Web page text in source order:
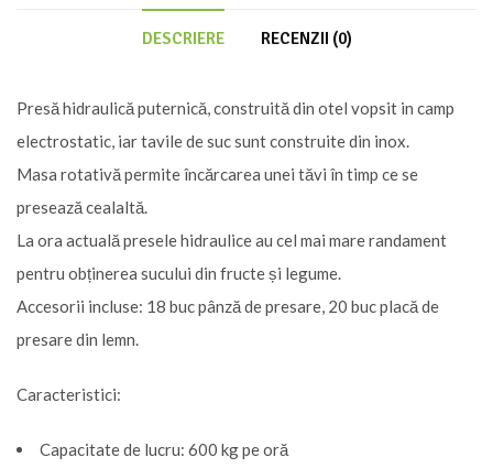
DESCRIERE RECENZII (0)
Presă hidraulică puternică, construită din otel vopsit in camp
electrostatic, iar tavile de suc sunt construite din inox.
Masa rotativă permite încărcarea unei tăvi în timp ce se
presează cealaltă.
La ora actuală presele hidraulice au cel mai mare randament
pentru obținerea sucului din fructe și legume.
Accesorii incluse: 18 buc pânză de presare, 20 buc placă de
presare din lemn.
Caracteristici:
Capacitate de lucru: 600 kg pe oră